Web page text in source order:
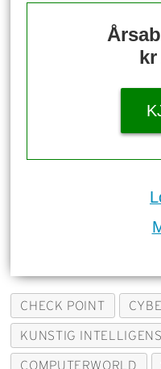
kr
CHECK POINT
KUNSTIG INTELLIGENS
COMPUTERWORLD